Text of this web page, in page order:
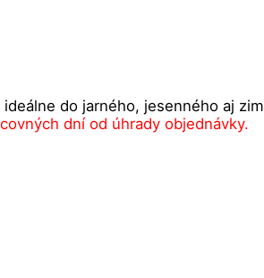
do jarného, jesenného aj
dní od úhrady objednávky.